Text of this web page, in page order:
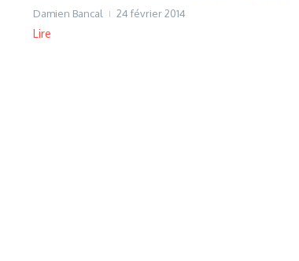
Damien Bancal 24 février 2014
Lire